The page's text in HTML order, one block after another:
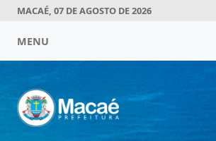
MACAÉ, 07 DE AGOSTO DE 2026
MENU